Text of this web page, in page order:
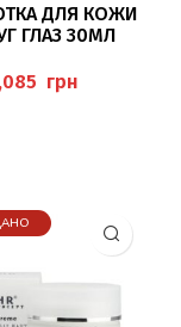
ДЛЯ КОЖИ
ГЛАЗ 30МЛ
грн